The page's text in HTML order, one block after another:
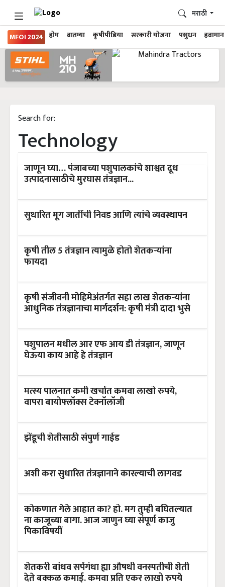
MFOI 2024 होम बातम्या कृषीपीडिया सरकारी योजना पशुधन हवामान
मराठी
Search for:
Technology
जाणून घ्या… पंजाबच्या पशुपालकांचे शाश्वत दूध
उत्पादनासाठीचे मुरघास तंत्रज्ञान...
सुधारित मूग जातींची निवड आणि त्यांचे व्यवस्थापन
कृषी तील 5 तंत्रज्ञान त्यामुळे होतो शेतकऱ्यांना
फायदा
कृषी संजीवनी मोहिमेअंतर्गत सहा लाख शेतकऱ्यांना
आधुनिक तंत्रज्ञानाचा मार्गदर्शन: कृषी मंत्री दादा भुसे
पशुपालन मधील आर एफ आय डी तंत्रज्ञान, जाणून
घेऊया काय आहे हे तंत्रज्ञान
मत्स्य पालनात कमी खर्चात कमवा लाखो रुपये,
वापरा बायोफ्लॉक्स टेक्नॉलॉजी
झेंडूची शेतीसाठी संपुर्ण गाईड
अशी करा सुधारित तंत्रज्ञानाने कारल्याची लागवड
कोकणात गेले आहात का? हो. मग तुम्ही बघितल्यात
ना काजूच्या बागा. आज जाणुन घ्या संपूर्ण काजु
पिकाविषयीं
शेतकरी बांधव सर्पगंधा ह्या औषधी वनस्पतीची शेती
देते बक्कळ कमाई. कमवा प्रति एकर लाखो रुपये